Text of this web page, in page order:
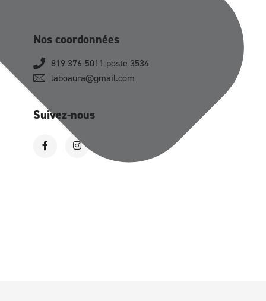
Nos coordonnées
819 376-5011 poste 3534
laboaura@gmail.com
Suivez-nous